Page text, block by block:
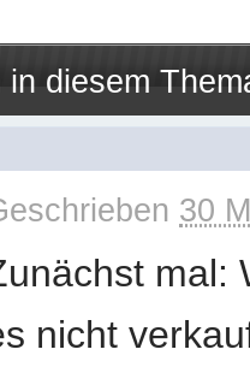
diesem
30
mal:
nicht